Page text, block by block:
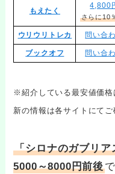
もえたく
4,800
さらに10
ウリウリトレカ 問い合
ブックオフ 問い合
※紹介している最安値価
新の情報は各サイトにてご
「シロナのガブリ
5000～8000円前後